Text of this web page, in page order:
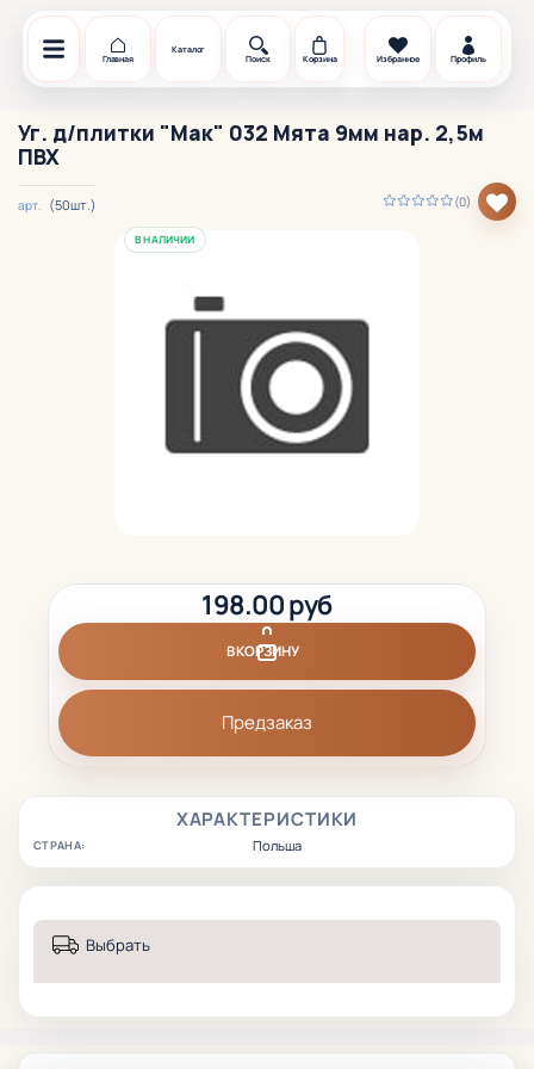
Главная
Каталог
Поиск
Корзина Избранное Профиль
Уг. д/плитки "Мак" 032 Мята 9мм нар. 2,5м
ПВХ
(0)
арт. (50шт.)
В НАЛИЧИИ
ХАРАКТЕРИСТИКИ
СТРАНА: Польша
198.00 руб
В КОРЗИНУ
Предзаказ
Выбрать